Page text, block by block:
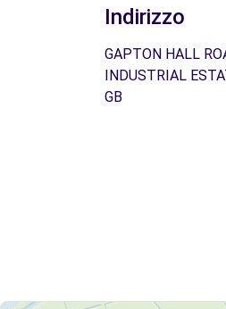
Indirizzo
GAPTON HALL
INDUSTRIAL
GB